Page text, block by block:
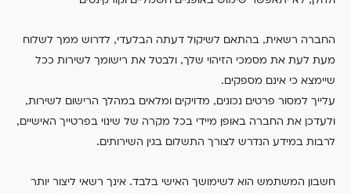
החברה רשאית, בהתאם לשיקול דעתה הבלעדי, לדרוש ממך לשלוח
מעת לעת את מסמכי הזיהוי שלך, ולבטל את רישומך לשירות ככל
שיימצא כי אינם מספקים.
עלייך למסור פרטים נכונים, מדויקים ומלאים במהלך הרישום לשירות,
ולעדכן את החברה באופן מיידי בכל מקרה של שינוי בפרטייך האישיים,
לרבות במידע הנדרש לצורך התשלום בגין השירותים.
חשבון המשתמש הוא לשימושך האישי בלבד. אינך רשאי ליצור יותר